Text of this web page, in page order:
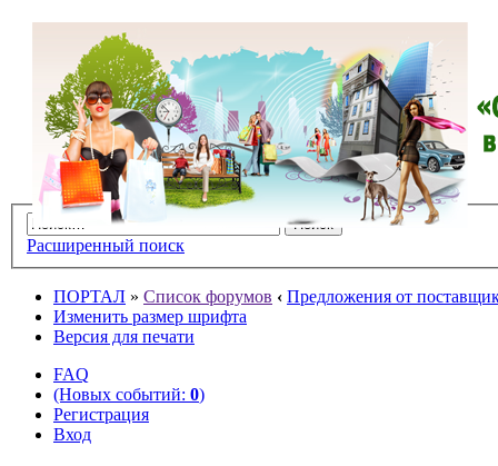
Расширенный поиск
ПОРТАЛ » Список форумов ‹ Предложения от
Изменить размер шрифта
Версия для печати
FAQ
(Новых событий: 0)
Регистрация
Вход